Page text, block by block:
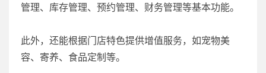
管理、库存管理、预约管理、财务管理等基本功能。
此外，还能根据门店特色提供增值服务，如宠物美
容、寄养、食品定制等。